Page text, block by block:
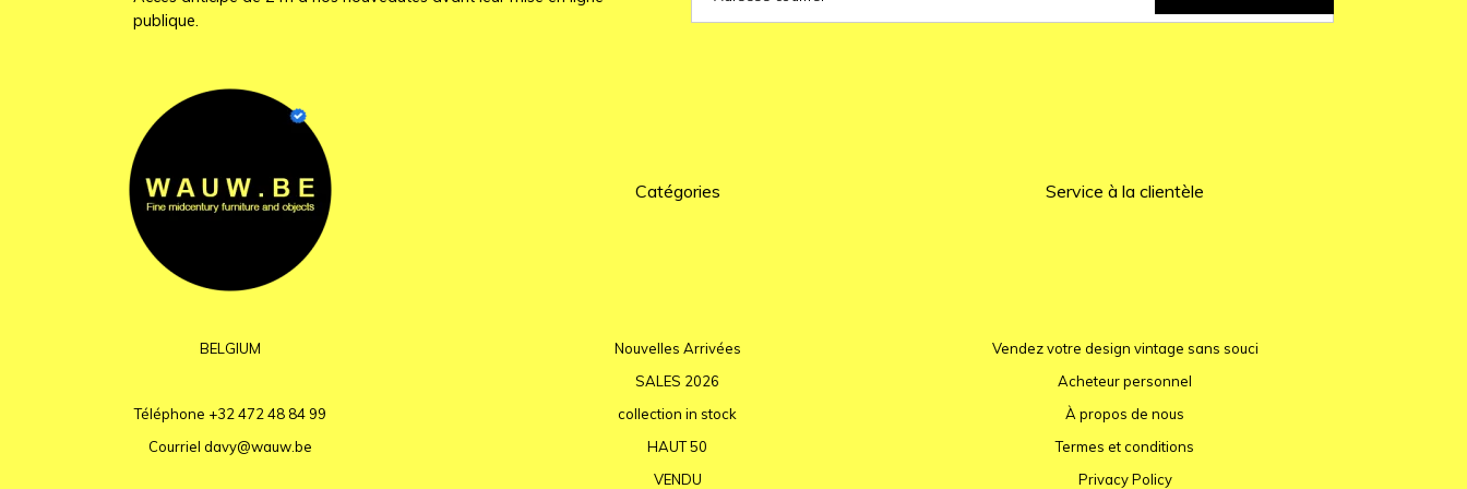
publique.
BELGIUM
Téléphone +32 472 48 84 99
Courriel davy@wauw.be
Catégories
Nouvelles Arrivées
SALES 2026
collection in stock
HAUT 50
VENDU
Service à la clientèle
Vendez votre design vintage sans souci
Acheteur personnel
À propos de nous
Termes et conditions
Privacy Policy